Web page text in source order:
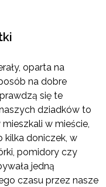
oparta na
na dobre
się te
dziadków to
w mieście,
kilka doniczek, w
pomidory czy
jedną
czasu przez nasze